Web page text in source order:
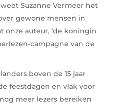
Suzanne Vermeer het
gewone mensen in
auteur, ‘de koningin
campagne van de
boven de 15 jaar
feestdagen en vlak voor
meer lezers bereiken